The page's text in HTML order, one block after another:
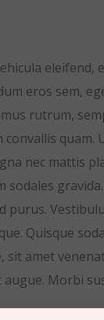
eros sem,
rutrum,
quam.
nec mattis
sodales
purus.
Quisque
sit amet
Morbi